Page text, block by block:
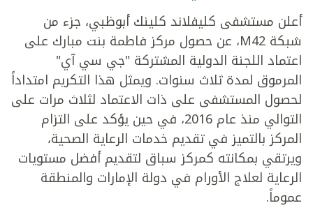
أعلن مستشفى كليفلاند كلينك أبوظبي، جزء من
شبكة M42، عن حصول مركز فاطمة بنت مبارك على
اعتماد اللجنة الدولية المشتركة "جي سي آي"
المرموق لمدة ثلاث سنوات. ويمثل هذا التكريم امتداداً
لحصول المستشفى على ذات الاعتماد لثلاث مرات على
التوالي منذ عام 2016، في حين يؤكد على التزام
المركز بالتميز في تقديم خدمات الرعاية الصحية،
ويرتقي بمكانته كمركز سباق لتقديم أفضل مستويات
الرعاية لعلاج الأورام في دولة الإمارات والمنطقة
عموماً.